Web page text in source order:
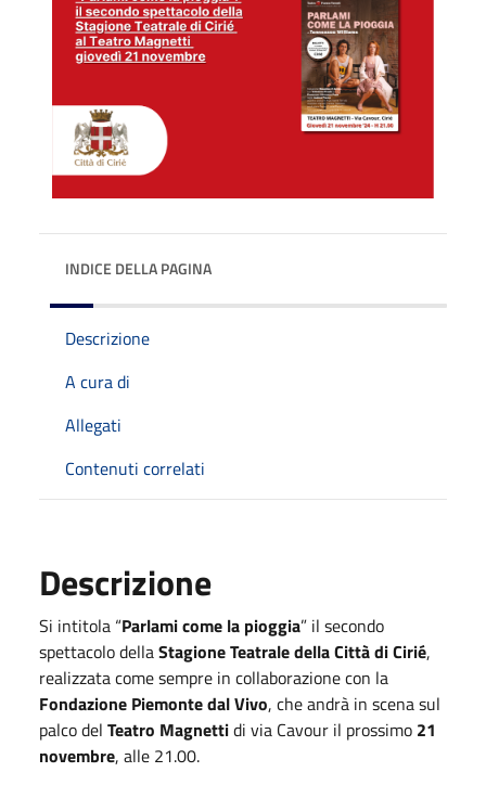
INDICE DELLA PAGINA
Descrizione
A cura di
Allegati
Contenuti correlati
Descrizione
Si intitola “Parlami come la pioggia” il secondo
spettacolo dellaStagione Teatrale della Città di Cirié,
realizzata come sempre in collaborazione con la
Fondazione Piemonte dal Vivo, che andrà in scena sul
palco del Teatro Magnettidi via Cavour il prossimo 21
novembre, alle 21.00.